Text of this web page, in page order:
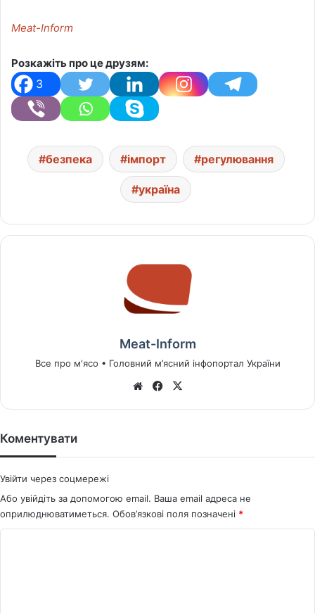
Meat-Inform
Розкажіть про це друзям:
3
безпека імпорт регулювання
україна
Meat-Inform
Все про м'ясо • Головний м’ясний інфопортал України
We
Fa
Коментувати
Увійти через соцмережі
Або увійдіть за допомогою email. Ваша email адреса не
оприлюднюватиметься. Обов’язкові поля позначені *